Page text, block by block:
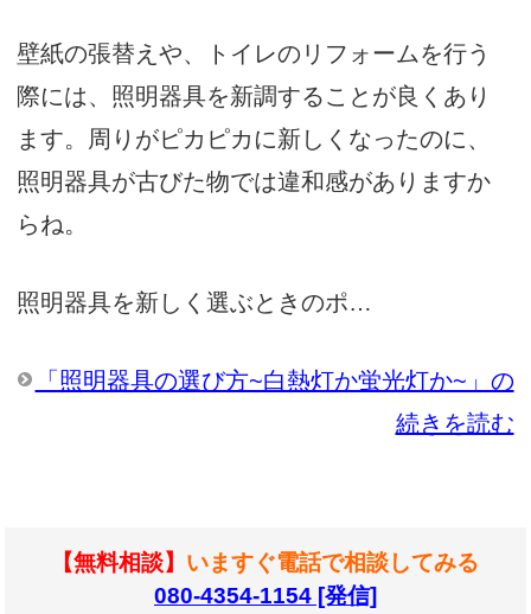
壁紙の張替えや、トイレのリフォームを行う
際には、照明器具を新調することが良くあり
ます。周りがピカピカに新しくなったのに、
照明器具が古びた物では違和感がありますか
らね。
照明器具を新しく選ぶときのポ…
「照明器具の選び方~白熱灯か蛍光灯か~」の
続きを読む
【無料相談】 いますぐ電話で相談してみる
080-4354-1154 [発信]